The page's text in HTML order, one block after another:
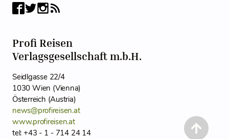
Profi Reisen
Verlagsgesellschaft m.b.H.
Seidlgasse 22/4
1030 Wien (Vienna)
Österreich (Austria)
news@profireisen.at
www.profireisen.at
tel: +43 - 1 - 714 24 14